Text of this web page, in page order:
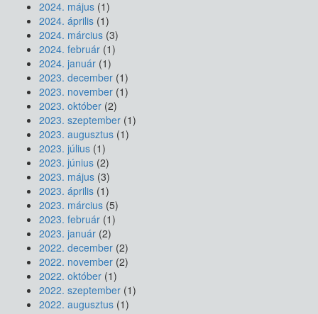
2024. május (1)
2024. április (1)
2024. március (3)
2024. február (1)
2024. január (1)
2023. december (1)
2023. november (1)
2023. október (2)
2023. szeptember (1)
2023. augusztus (1)
2023. július (1)
2023. június (2)
2023. május (3)
2023. április (1)
2023. március (5)
2023. február (1)
2023. január (2)
2022. december (2)
2022. november (2)
2022. október (1)
2022. szeptember (1)
2022. augusztus (1)